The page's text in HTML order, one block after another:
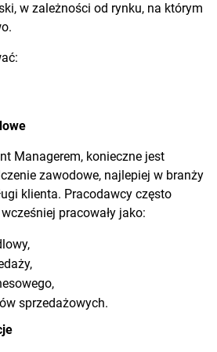
w zależności od rynku, na którym
Managerem, konieczne jest
zawodowe, najlepiej w branży
klienta. Pracodawcy często
pracowały jako:
sprzedażowych.